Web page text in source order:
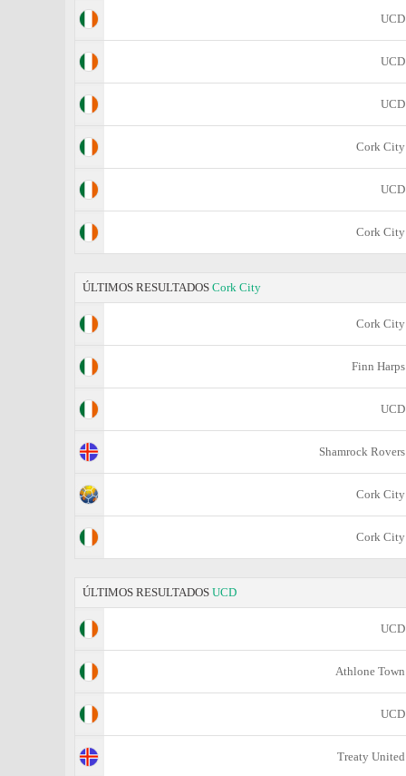
UCD
UCD
UCD
Cork City
UCD
Cork City
ÚLTIMOS RESULTADOS Cork City
Cork City
Finn Harps
UCD
Shamrock Rovers
Cork City
Cork City
ÚLTIMOS RESULTADOS UCD
UCD
Athlone Town
UCD
Treaty United